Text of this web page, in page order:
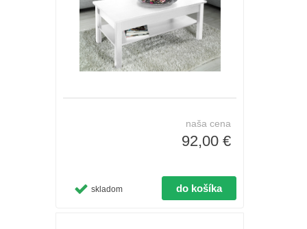
naša cena
92,00 €
skladom